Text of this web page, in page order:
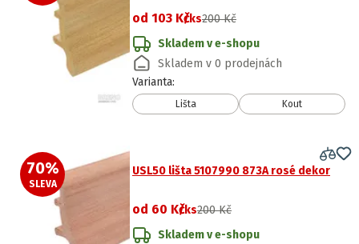
od 103 Kč/ks200 Kč
Skladem v e-shopu
Skladem v 0 prodejnách
Varianta:
Lišta Kout
70%
SLEVA
USL50 lišta 5107990 873A rosé dekor
od 60 Kč/ks200 Kč
Skladem v e-shopu